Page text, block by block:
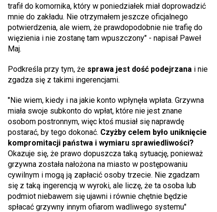
trafił do komornika, który w poniedziałek miał doprowadzić
mnie do zakładu. Nie otrzymałem jeszcze oficjalnego
potwierdzenia, ale wiem, że prawdopodobnie nie trafię do
więzienia i nie zostanę tam wpuszczony" - napisał Paweł
Maj.
Podkreśla przy tym, że sprawa jest dość podejrzana i nie
zgadza się z takimi ingerencjami.
"Nie wiem, kiedy i na jakie konto wpłynęła wpłata. Grzywna
miała swoje subkonto do wpłat, które nie jest znane
osobom postronnym, więc ktoś musiał się naprawdę
postarać, by tego dokonać. Czyżby celem było uniknięcie
kompromitacji państwa i wymiaru sprawiedliwości?
Okazuje się, że prawo dopuszcza taką sytuację, ponieważ
grzywna została nałożona na miasto w postępowaniu
cywilnym i mogą ją zapłacić osoby trzecie. Nie zgadzam
się z taką ingerencją w wyroki, ale liczę, że ta osoba lub
podmiot niebawem się ujawni i równie chętnie będzie
spłacać grzywny innym ofiarom wadliwego systemu"